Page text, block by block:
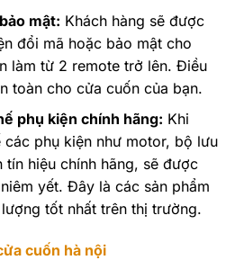
mật: Khách hàng sẽ được
đổi mã hoặc bảo mật cho
làm từ 2 remote trở lên. Điều
toàn cho cửa cuốn của bạn.
phụ kiện chính hãng: Khi
các phụ kiện như motor, bộ lưu
tín hiệu chính hãng, sẽ được
yết. Đây là các sản phẩm
tốt nhất trên thị trường.
cuốn hà nội